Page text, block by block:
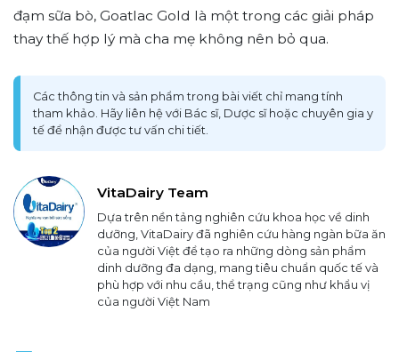
đạm sữa bò, Goatlac Gold là một trong các giải pháp
thay thế hợp lý mà cha mẹ không nên bỏ qua.
Các thông tin và sản phẩm trong bài viết chỉ mang tính
tham khảo. Hãy liên hệ với Bác sĩ, Dược sĩ hoặc chuyên gia y
tế để nhận được tư vấn chi tiết.
VitaDairy Team
Dựa trên nền tảng nghiên cứu khoa học về dinh
dưỡng, VitaDairy đã nghiên cứu hàng ngàn bữa ăn
của người Việt để tạo ra những dòng sản phẩm
dinh dưỡng đa dạng, mang tiêu chuẩn quốc tế và
phù hợp với nhu cầu, thể trạng cũng như khẩu vị
của người Việt Nam